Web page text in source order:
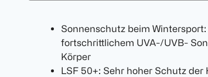
Sonnenschutz beim
fortschrittlichem UVA-/UVB-
Körper
LSF 50+: Sehr hoher Schutz